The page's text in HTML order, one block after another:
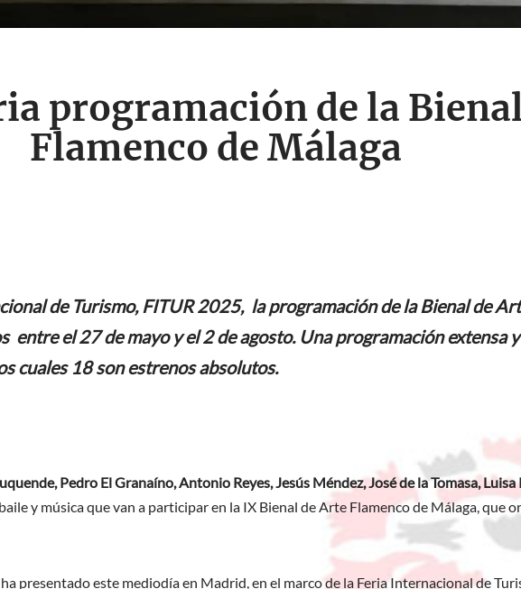
programación de la
Flamenco de Málaga
de Turismo, FITUR 2025, la programación de la Bienal de
entre el 27 de mayo y el 2 de agosto. Una programación extensa
cuales 18 son estrenos absolutos.
Pedro El Granaíno, Antonio Reyes, Jesús Méndez, José de la Tomasa,
y música que van a participar en la IX Bienal de Arte Flamenco de Málaga, que
presentado este mediodía en Madrid, en el marco de la Feria Internacional de